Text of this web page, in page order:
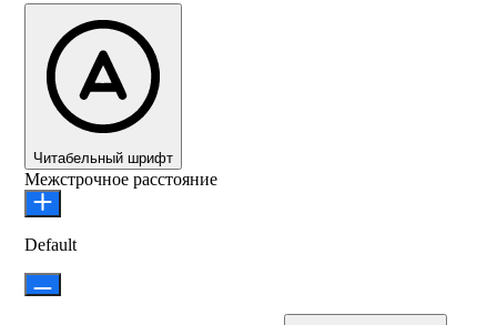
Читабельный шрифт
Межстрочное расстояние
Default